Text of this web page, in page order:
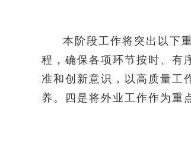
本阶段工作将突出以下
程，确保各项环节按时、有
准和创新意识，以高质量工
养。四是将外业工作作为重